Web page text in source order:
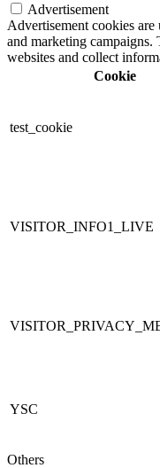
Advertisement
Advertisement cookies
and marketing campaigns.
websites and collect
Cookie
test_cookie
VISITOR_INFO1_LIVE
YSC
Others